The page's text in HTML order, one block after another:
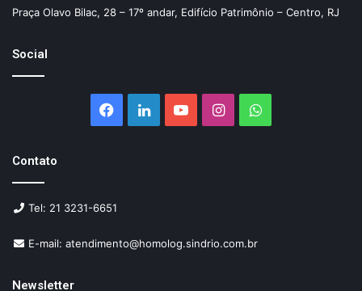
Praça Olavo Bilac, 28 – 17º andar, Edifício Patrimônio – Centro, RJ
Social
Facebook
LinkedinYouTubeInstagramWhatsApp
Contato
Tel: 21 3231-6651
E-mail: atendimento@homolog.sindrio.com.br
Newsletter